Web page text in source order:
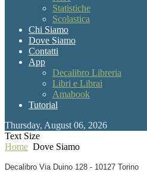
Statistiche
Scolastica
Chi Siamo
Dove Siamo
Contatti
App
Decalibro Libreria
Libri e Librai
Amabook
Tutorial
Thursday, August 06, 2026
Text Size
Home Dove Siamo
Decalibro Via Duino 128 - 10127 Torino